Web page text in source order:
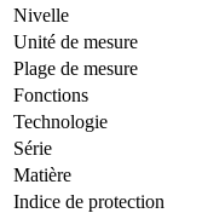
Nivelle
Unité de mesure
Plage de mesure
Fonctions
Technologie
Série
Matière
Indice de protection